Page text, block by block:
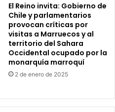
El Reino invita: Gobierno de
Chile y parlamentarios
provocan críticas por
visitas a Marruecos y al
territorio del Sahara
Occidental ocupado por la
monarquía marroquí
2 de enero de 2025